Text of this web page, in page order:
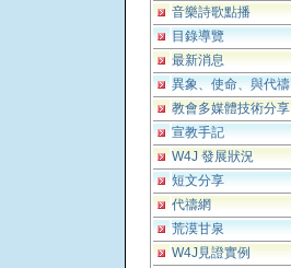
音樂詩歌點播
目錄導覽
最新消息
異象、使命、與代禱
教會多媒體技術分享
宣教手記
W4J 發展狀況
短文分享
代禱網
荒漠甘泉
W4J見證實例